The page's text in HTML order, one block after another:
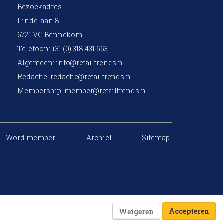
Bezoekadres
Lindelaan 8
6721 VC Bennekom
Telefoon: +31 (0) 318 431 553
Algemeen: info@retailtrends.nl
Redactie: redactie@retailtrends.nl
Membership: member@retailtrends.nl
Word member Archief Sitemap
Weigeren Accepteren